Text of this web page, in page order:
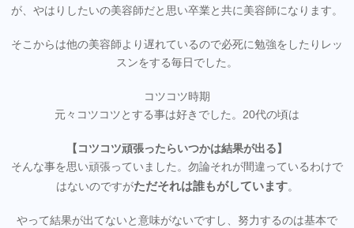
が、やはりしたいの美容師だと思い卒業と共に美容師になります。
そこからは他の美容師より遅れているので必死に勉強をしたりレッ
スンをする毎日でした。
コツコツ時期
元々コツコツとする事は好きでした。20代の頃は
【コツコツ頑張ったらいつかは結果が出る】
そんな事を思い頑張っていました。勿論それが間違っているわけで
はないのですがただそれは誰もがしています。
やって結果が出てないと意味がないですし、努力するのは基本で